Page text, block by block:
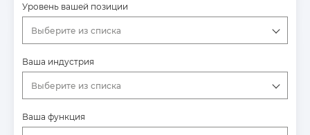
Уровень вашей позиции
Выберите из списка
Ваша индустрия
Выберите из списка
Ваша функция